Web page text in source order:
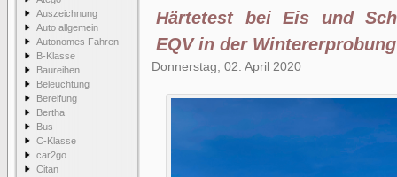
Auszeichnung
Auto allgemein
Autonomes Fahren
B-Klasse
Baureihen
Beleuchtung
Bereifung
Bertha
Bus
C-Klasse
car2go
Citan
Härtetest bei Eis und
EQV in der
Donnerstag, 02. April 2020